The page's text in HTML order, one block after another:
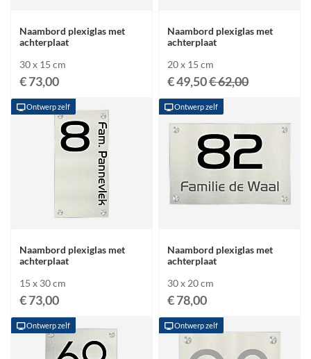
Naambord plexiglas met
achterplaat
30 x 15 cm
€ 73,00
Naambord plexiglas met
achterplaat
20 x 15 cm
€ 49,50€ 62,00
Ontwerp zelf
Naambord plexiglas met
achterplaat
15 x 30 cm
€ 73,00
Ontwerp zelf
Naambord plexiglas met
achterplaat
30 x 20 cm
€ 78,00
Ontwerp zelf Ontwerp zelf